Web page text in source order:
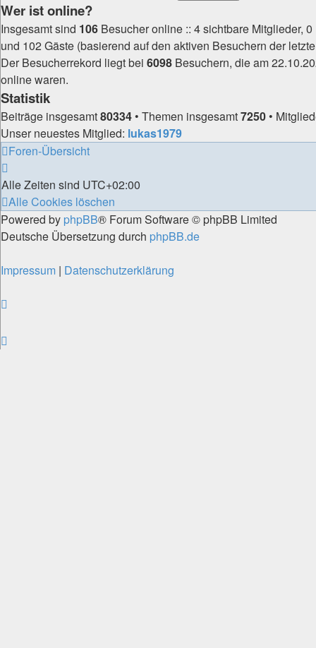
Wer ist online?
Insgesamt sind 106 Besucher online :: 4 sichtbare Mitglieder,
und 102 Gäste (basierend auf den aktiven Besuchern der
Der Besucherrekord liegt bei 6098 Besuchern, die am
online waren.
Statistik
Beiträge insgesamt80334 • Themen insgesamt7250 •
Unser neuestes Mitglied: lukas1979
Foren-Übersicht
Alle Zeiten sind UTC+02:00
Alle Cookies löschen
Powered by phpBB® Forum Software © phpBB Limited
Deutsche Übersetzung durch phpBB.de
Impressum | Datenschutzerklärung